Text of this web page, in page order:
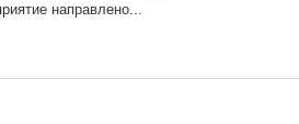
направлено...